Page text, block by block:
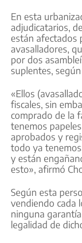
En esta
adjudicatarios,
están afectados
avasalladores,
por dos
suplentes,
«Ellos
fiscales, sin
comprado de la
tenemos
aprobados y
todo ya
y están
esto», afirmó
Según esta
vendiendo cada
ninguna
legalidad de